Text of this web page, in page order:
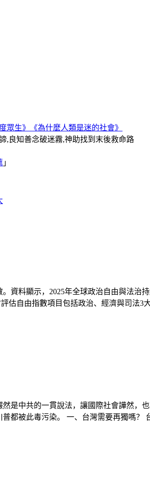
眾生》
《為什麼人類是迷的社會》
,良知善念破迷霧,神助找到末後救命路
｣
資料顯示，2025年全球政治自由與法
估自由指數項目包括政治、經濟與司法3
是中共的一貫說法，讓國際社會譁然
都被此毒污染。 一、台灣需要再獨嗎？